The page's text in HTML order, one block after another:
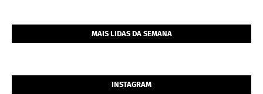
MAIS LIDAS DA SEMANA
INSTAGRAM